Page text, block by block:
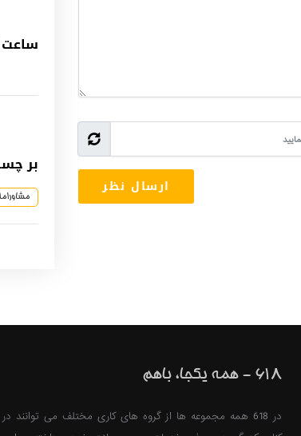
ساعت
بر
618 - همه یکجا، باهم
در 618 همه مجموعه ها از گروه های کاری مختلف می توانند در